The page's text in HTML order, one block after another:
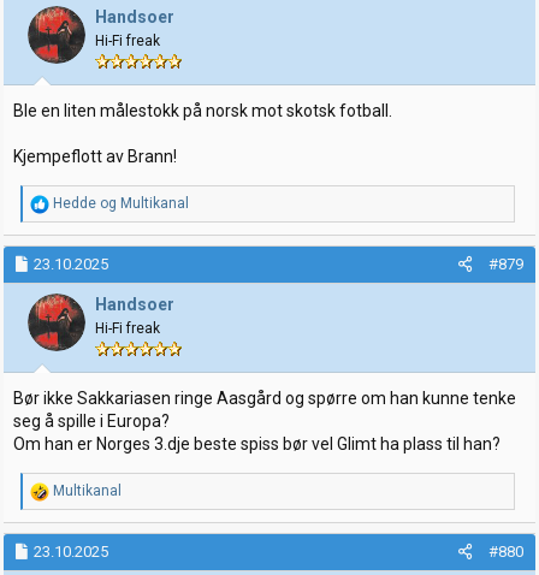
j
o
n
e
r
:
Handsoer
Hi-Fi freak
Ble en liten målestokk på norsk mot skotsk fotball.
Kjempeflott av Brann!
R
e
a
k
j
o
n
e
r
:
Hedde og Multikanal
23.10.2025 #879
Handsoer
Hi-Fi freak
Bør ikke Sakkariasen ringe Aasgård og spørre om han kunne tenke
seg å spille i Europa?
Om han er Norges 3.dje beste spiss bør vel Glimt ha plass til han?
R
e
a
k
Multikanal
23.10.2025 #880